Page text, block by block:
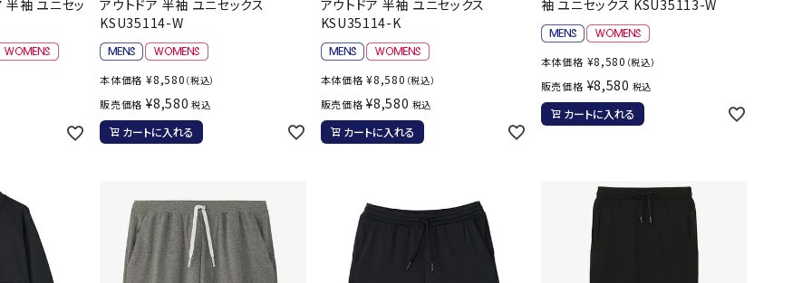
プ
卓球ラケット
ラバー
卓球シューズ
その他アクセサリー
卓球台
バスケットボールシューズ
バスケットボールウェア
レプリカウェア・グッズ
ソックス
その他アクセサリー
バレーボール
バレーボールシューズ
バレーボールウェア
バレーボール用サポーター
その他アクセサリー
バレーボールシューズ
テニスシューズ
陸上スパイク・シューズ
ハンドボールシューズ
アウトドアシューズ
トレーニング・ジム・カジュアル
キッズカジュアル
manduka Marble
MIKANO
ミツハシオリジ
molten
半袖 ユニセッ
アウトドア 半袖 ユニセックス
KSU35114-W
本体価格 ¥8,580 （税込）
販売価格 ¥8,580 税込
カートに入れる
アウトドア 半袖 ユニセックス
KSU35114-K
本体価格 ¥8,580 （税込）
販売価格 ¥8,580 税込
カートに入れる
袖 ユニセックス KSU35113-W
本体価格 ¥8,580 （税込）
販売価格 ¥8,580 税込
カートに入れる